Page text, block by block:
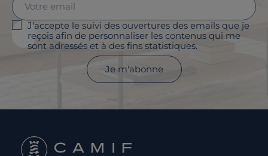
J'accepte le suivi des ouvertures des emails que je
reçois afin de personnaliser les contenus qui me
sont adressés et à des fins statistiques.
Je m'abonne